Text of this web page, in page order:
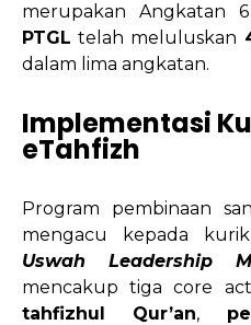
merupakan Angkatan
PTGL telah meluluskan
dalam lima angkatan.
Implementasi
eTahfizh
Program pembinaan
mengacu kepada
Uswah Leadership
mencakup tiga core
tahfizhul Qur’an,